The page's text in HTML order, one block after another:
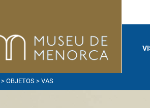
> OBJETOS > VAS